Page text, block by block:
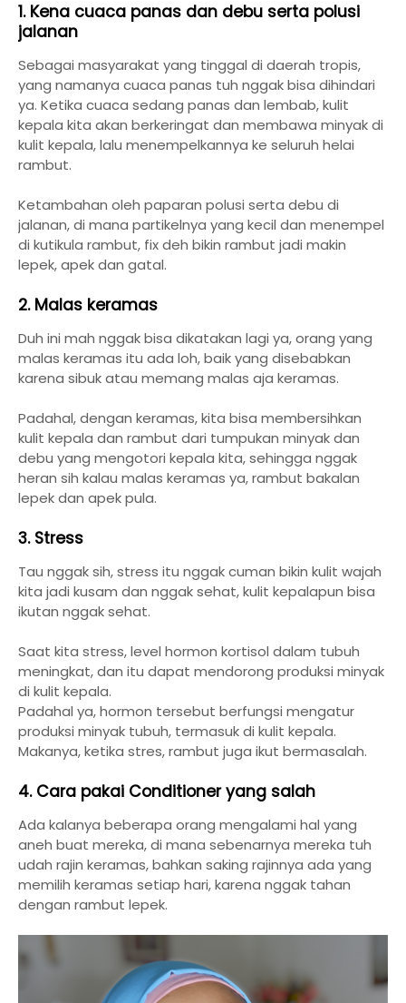
1. Kena cuaca panas dan debu serta polusi
jalanan
Sebagai masyarakat yang tinggal di daerah tropis,
yang namanya cuaca panas tuh nggak bisa dihindari
ya. Ketika cuaca sedang panas dan lembab, kulit
kepala kita akan berkeringat dan membawa minyak di
kulit kepala, lalu menempelkannya ke seluruh helai
rambut.
Ketambahan oleh paparan polusi serta debu di
jalanan, di mana partikelnya yang kecil dan menempel
di kutikula rambut, fix deh bikin rambut jadi makin
lepek, apek dan gatal.
2. Malas keramas
Duh ini mah nggak bisa dikatakan lagi ya, orang yang
malas keramas itu ada loh, baik yang disebabkan
karena sibuk atau memang malas aja keramas.
Padahal, dengan keramas, kita bisa membersihkan
kulit kepala dan rambut dari tumpukan minyak dan
debu yang mengotori kepala kita, sehingga nggak
heran sih kalau malas keramas ya, rambut bakalan
lepek dan apek pula.
3. Stress
Tau nggak sih, stress itu nggak cuman bikin kulit wajah
kita jadi kusam dan nggak sehat, kulit kepalapun bisa
ikutan nggak sehat.
Saat kita stress, level hormon kortisol dalam tubuh
meningkat, dan itu dapat mendorong produksi minyak
di kulit kepala.
Padahal ya, hormon tersebut berfungsi mengatur
produksi minyak tubuh, termasuk di kulit kepala.
Makanya, ketika stres, rambut juga ikut bermasalah.
4. Cara pakai Conditioner yang salah
Ada kalanya beberapa orang mengalami hal yang
aneh buat mereka, di mana sebenarnya mereka tuh
udah rajin keramas, bahkan saking rajinnya ada yang
memilih keramas setiap hari, karena nggak tahan
dengan rambut lepek.